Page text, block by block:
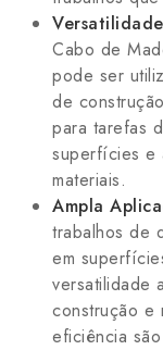
Cabo de
pode ser
de
para tarefas
superfícies e
materiais.
Ampla
trabalhos de
em
versatilidade
construção e
eficiência